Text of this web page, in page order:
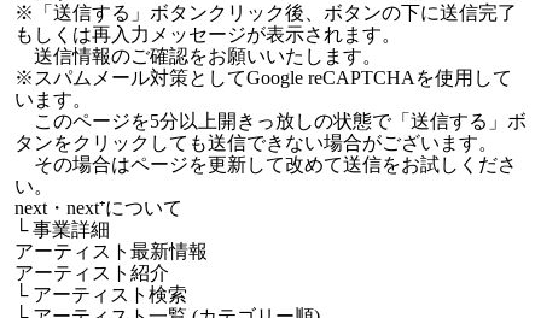
※「送信する」ボタンクリック後、ボタンの下に送信完了
もしくは再入力メッセージが表示されます。
送信情報のご確認をお願いいたします。
※スパムメール対策としてGoogle reCAPTCHAを使用して
います。
このページを5分以上開きっ放しの状態で「送信する」ボ
タンをクリックしても送信できない場合がございます。
その場合はページを更新して改めて送信をお試しくださ
い。
next・next⁺について
└事業詳細
アーティスト最新情報
アーティスト紹介
└ アーティスト検索